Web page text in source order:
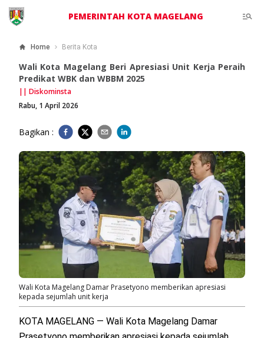
PEMERINTAH KOTA MAGELANG
Home Berita Kota
Wali Kota Magelang Beri Apresiasi Unit Kerja Peraih
Predikat WBK dan WBBM 2025
|| Diskominsta
Rabu, 1 April 2026
Bagikan :
Wali Kota Magelang Damar Prasetyono memberikan apresiasi
kepada sejumlah unit kerja
KOTA MAGELANG — Wali Kota Magelang Damar